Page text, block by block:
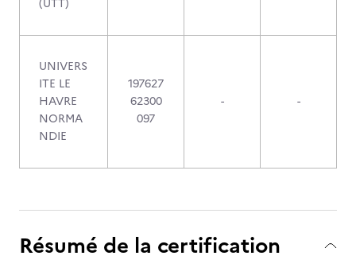
(UTT)
UNIVERS
ITE LE
HAVRE
NORMA
NDIE
197627
62300
097
- -
Résumé de la certification